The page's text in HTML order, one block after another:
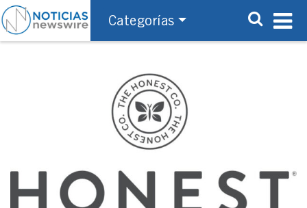
Categorías